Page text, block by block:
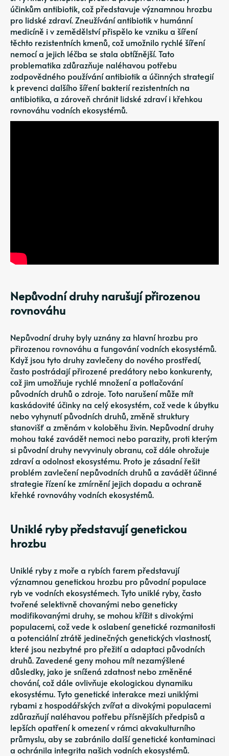
účinkům antibiotik, což představuje významnou hrozbu
pro lidské zdraví. Zneužívání antibiotik v humánní
medicíně i v zemědělství přispělo ke vzniku a šíření
těchto rezistentních kmenů, což umožnilo rychlé šíření
nemocí a jejich léčba se stala obtížnější. Tato
problematika zdůrazňuje naléhavou potřebu
zodpovědného používání antibiotik a účinných strategií
k prevenci dalšího šíření bakterií rezistentních na
antibiotika, a zároveň chránit lidské zdraví i křehkou
rovnováhu vodních ekosystémů.
Nepůvodní druhy narušují přirozenou
rovnováhu
Nepůvodní druhy byly uznány za hlavní hrozbu pro
přirozenou rovnováhu a fungování vodních ekosystémů.
Když jsou tyto druhy zavlečeny do nového prostředí,
často postrádají přirozené predátory nebo konkurenty,
což jim umožňuje rychlé množení a potlačování
původních druhů o zdroje. Toto narušení může mít
kaskádovité účinky na celý ekosystém, což vede k úbytku
nebo vyhynutí původních druhů, změně struktury
stanovišť a změnám v koloběhu živin. Nepůvodní druhy
mohou také zavádět nemoci nebo parazity, proti kterým
si původní druhy nevyvinuly obranu, což dále ohrožuje
zdraví a odolnost ekosystému. Proto je zásadní řešit
problém zavlečení nepůvodních druhů a zavádět účinné
strategie řízení ke zmírnění jejich dopadu a ochraně
křehké rovnováhy vodních ekosystémů.
Uniklé ryby představují genetickou
hrozbu
Uniklé ryby z moře a rybích farem představují
významnou genetickou hrozbu pro původní populace
ryb ve vodních ekosystémech. Tyto uniklé ryby, často
tvořené selektivně chovanými nebo geneticky
modifikovanými druhy, se mohou křížit s divokými
populacemi, což vede k oslabení genetické rozmanitosti
a potenciální ztrátě jedinečných genetických vlastností,
které jsou nezbytné pro přežití a adaptaci původních
druhů. Zavedené geny mohou mít nezamýšlené
důsledky, jako je snížená zdatnost nebo změněné
chování, což dále ovlivňuje ekologickou dynamiku
ekosystému. Tyto genetické interakce mezi uniklými
rybami z hospodářských zvířat a divokými populacemi
zdůrazňují naléhavou potřebu přísnějších předpisů a
lepších opatření k omezení v rámci akvakulturního
průmyslu, aby se zabránilo další genetické kontaminaci
a ochránila integrita našich vodních ekosystémů.